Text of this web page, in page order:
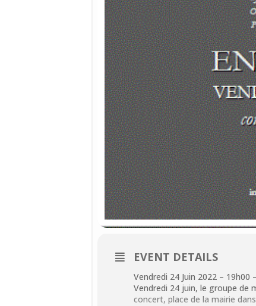
EVENT DETAILS
Vendredi 24 Juin 2022 – 19h00
Vendredi 24 juin, le groupe de
concert, place de la mairie